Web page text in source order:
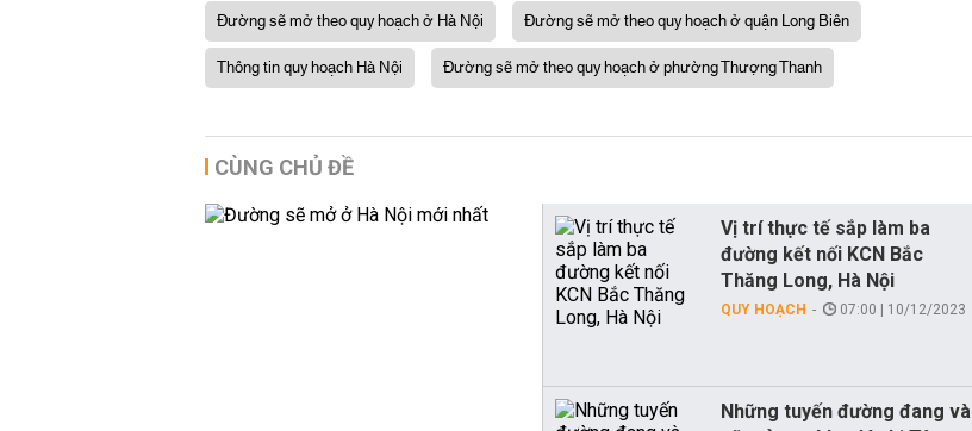
Đường sẽ mở theo quy hoạch ở Hà Nội
Đường sẽ mở theo quy hoạch ở quận Long Biên
Thông tin quy hoạch Hà Nội
Đường sẽ mở theo quy hoạch ở phường Thượng Thanh
CÙNG CHỦ ĐỀ
Vị trí thực tế sắp làm ba
đường kết nối KCN Bắc
Thăng Long, Hà Nội
QUY HOẠCH 07:00 | 10/12/2023
Những tuyến đường đang và